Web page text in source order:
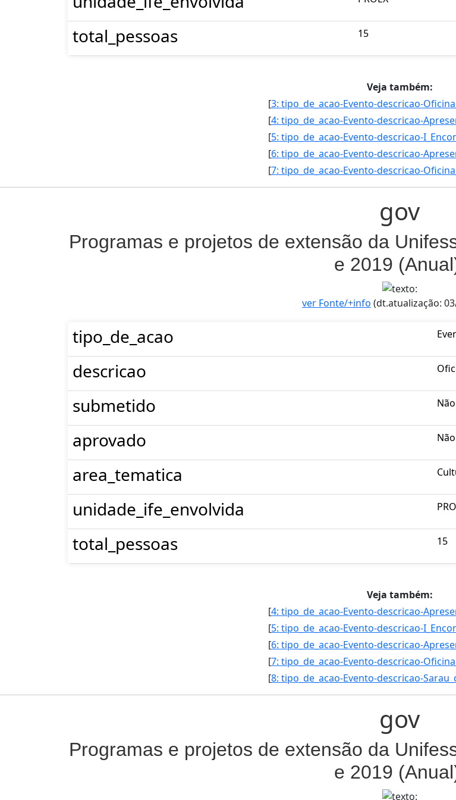
total_pessoas 15
Veja também:
[
[
[
[
[
gov
Programas e projetos de extensão da
e 2019
ver Fonte/+info (dt.atualização:
tipo_de_acao
descricao
submetido
aprovado
area_tematica
unidade_ife_envolvida
total_pessoas 15
Veja também:
[
[
[
[
[
gov
Programas e projetos de extensão da
e 2019